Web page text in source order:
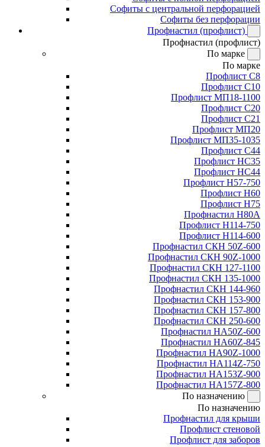
Софиты с центральной перфорацией
Софиты без перфорации
Профнастил (профлист)
Профнастил (профлист)
По марке
По марке
Профлист С8
Профлист С10
Профлист МП18-1100
Профлист С20
Профлист С21
Профлист МП20
Профлист МП35-1035
Профлист С44
Профлист НС35
Профлист НС44
Профлист Н57-750
Профлист Н60
Профлист Н75
Профнастил Н80А
Профлист Н114-750
Профлист Н114-600
Профнастил СКН 50Z-600
Профнастил СКН 90Z-1000
Профнастил СКН 127-1100
Профнастил СКН 135-1000
Профнастил СКН 144-960
Профнастил СКН 153-900
Профнастил СКН 157-800
Профнастил СКН 250-600
Профнастил НА50Z-600
Профнастил НА60Z-845
Профнастил НА90Z-1000
Профнастил НА114Z-750
Профнастил НА153Z-900
Профнастил НА157Z-800
По назначению
По назначению
Профнастил для крыши
Профлист стеновой
Профлист для заборов